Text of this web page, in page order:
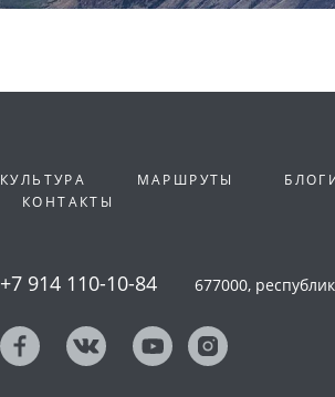
КУЛЬТУРА МАРШРУТЫ
КОНТАКТЫ
+7 914 110-10-84 677000,